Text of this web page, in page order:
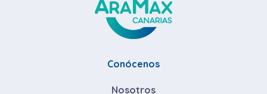
Conócenos
Nosotros